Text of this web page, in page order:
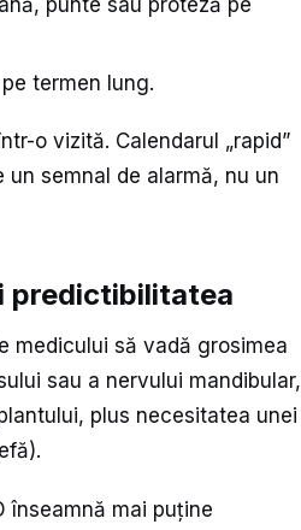
termen lung.
o vizită. Calendarul „rapid”
semnal de alarmă, nu un
predictibilitatea
medicului să vadă grosimea
sau a nervului mandibular,
plus necesitatea unei
înseamnă mai puține